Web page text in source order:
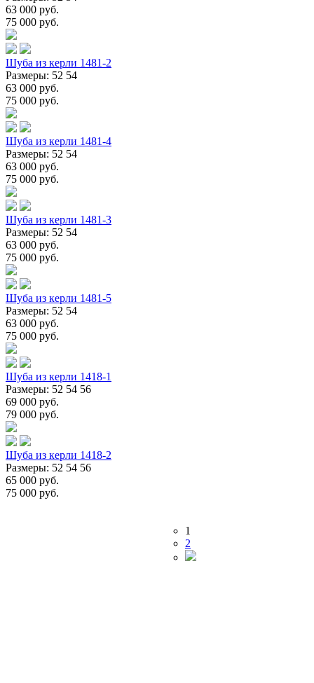
63 000 руб.
75 000 руб.
Шуба из керли 1481-2
Размеры: 52 54
63 000 руб.
75 000 руб.
Шуба из керли 1481-4
Размеры: 52 54
63 000 руб.
75 000 руб.
Шуба из керли 1481-3
Размеры: 52 54
63 000 руб.
75 000 руб.
Шуба из керли 1481-5
Размеры: 52 54
63 000 руб.
75 000 руб.
Шуба из керли 1418-1
Размеры: 52 54 56
69 000 руб.
79 000 руб.
Шуба из керли 1418-2
Размеры: 52 54 56
65 000 руб.
75 000 руб.
1
2